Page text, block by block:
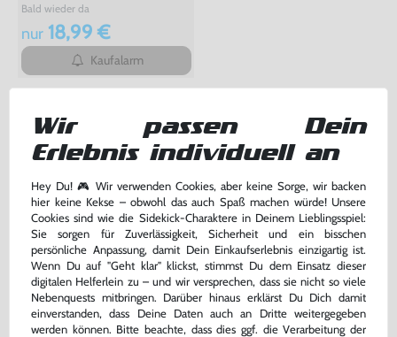
Bald wieder da
nur18,99 €
Kaufalarm
Wir passen Dein
Erlebnis individuell an
Hey Du! 🎮 Wir verwenden Cookies, aber keine Sorge, wir backen
hier keine Kekse – obwohl das auch Spaß machen würde! Unsere
Cookies sind wie die Sidekick-Charaktere in Deinem Lieblingsspiel:
Sie sorgen für Zuverlässigkeit, Sicherheit und ein bisschen
persönliche Anpassung, damit Dein Einkaufserlebnis einzigartig ist.
Wenn Du auf "Geht klar" klickst, stimmst Du dem Einsatz dieser
digitalen Helferlein zu – und wir versprechen, dass sie nicht so viele
Nebenquests mitbringen. Darüber hinaus erklärst Du Dich damit
einverstanden, dass Deine Daten auch an Dritte weitergegeben
werden können. Bitte beachte, dass dies ggf. die Verarbeitung der